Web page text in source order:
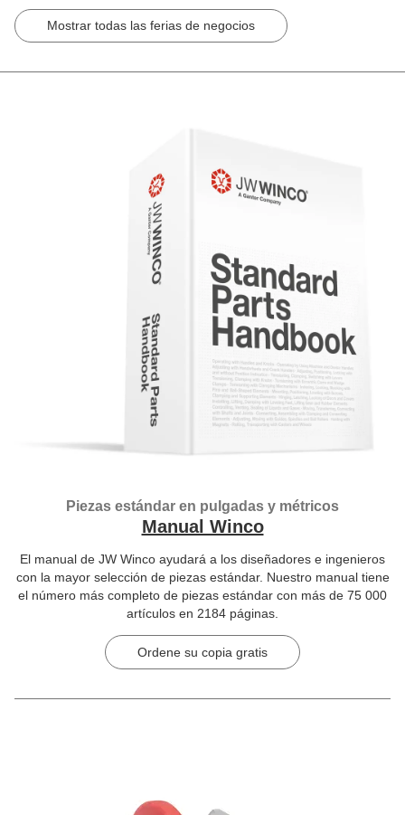
Mostrar todas las ferias de negocios
Piezas estándar en pulgadas y métricos
Manual Winco
El manual de JW Winco ayudará a los diseñadores e ingenieros
con la mayor selección de piezas estándar. Nuestro manual tiene
el número más completo de piezas estándar con más de 75 000
artículos en 2184 páginas.
Ordene su copia gratis